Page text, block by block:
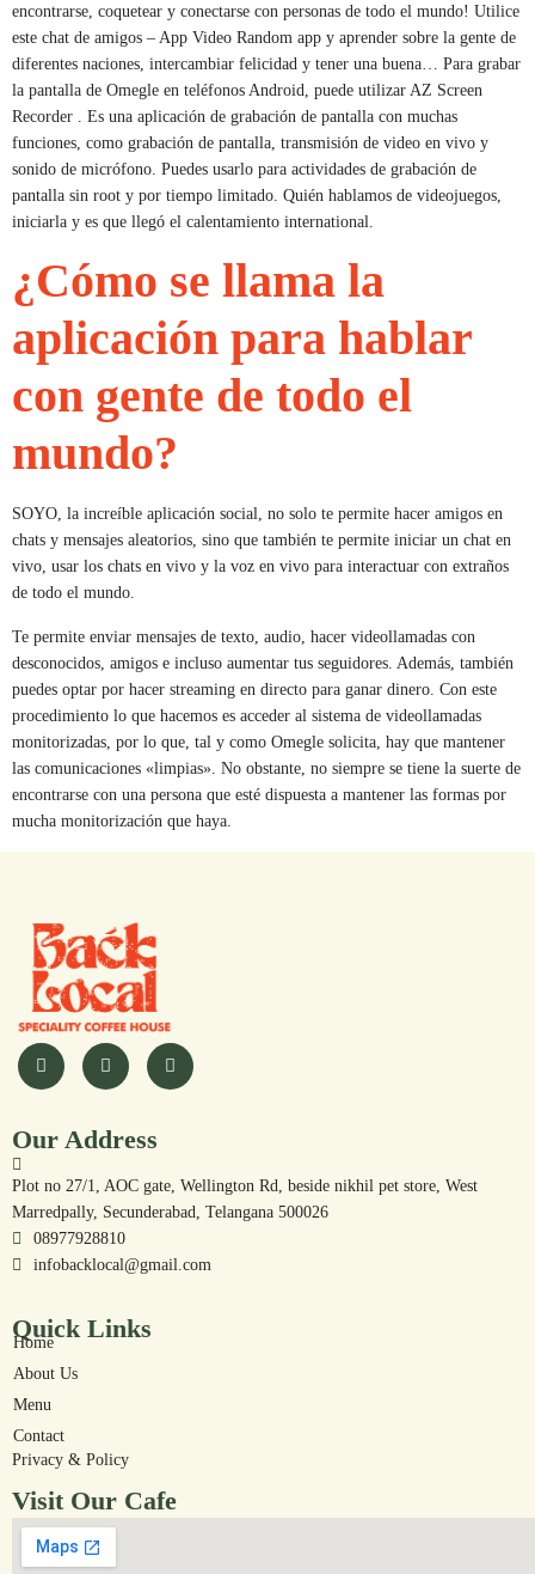
encontrarse, coquetear y conectarse con personas de todo el mundo! Utilice
este chat de amigos – App Video Random app y aprender sobre la gente de
diferentes naciones, intercambiar felicidad y tener una buena… Para grabar
la pantalla de Omegle en teléfonos Android, puede utilizar AZ Screen
Recorder . Es una aplicación de grabación de pantalla con muchas
funciones, como grabación de pantalla, transmisión de video en vivo y
sonido de micrófono. Puedes usarlo para actividades de grabación de
pantalla sin root y por tiempo limitado. Quién hablamos de videojuegos,
iniciarla y es que llegó el calentamiento international.
¿Cómo se llama la
aplicación para hablar
con gente de todo el
mundo?
SOYO, la increíble aplicación social, no solo te permite hacer amigos en
chats y mensajes aleatorios, sino que también te permite iniciar un chat en
vivo, usar los chats en vivo y la voz en vivo para interactuar con extraños
de todo el mundo.
Te permite enviar mensajes de texto, audio, hacer videollamadas con
desconocidos, amigos e incluso aumentar tus seguidores. Además, también
puedes optar por hacer streaming en directo para ganar dinero. Con este
procedimiento lo que hacemos es acceder al sistema de videollamadas
monitorizadas, por lo que, tal y como Omegle solicita, hay que mantener
las comunicaciones «limpias». No obstante, no siempre se tiene la suerte de
encontrarse con una persona que esté dispuesta a mantener las formas por
mucha monitorización que haya.
Our Address
Plot no 27/1, AOC gate, Wellington Rd, beside nikhil pet store, West
Marredpally, Secunderabad, Telangana 500026
08977928810
infobacklocal@gmail.com
Quick Links
Home
About Us
Menu
Contact
Privacy & Policy
Visit Our Cafe